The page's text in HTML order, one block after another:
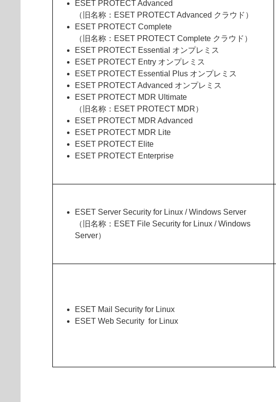
ESET PROTECT Advanced
（旧名称：ESET PROTECT Advanced クラウド）
ESET PROTECT Complete
（旧名称：ESET PROTECT Complete クラウド）
ESET PROTECT Essential オンプレミス
ESET PROTECT Entry オンプレミス
ESET PROTECT Essential Plus オンプレミス
ESET PROTECT Advanced オンプレミス
ESET PROTECT MDR Ultimate
（旧名称：ESET PROTECT MDR）
ESET PROTECT MDR Advanced
ESET PROTECT MDR Lite
ESET PROTECT Elite
ESET PROTECT Enterprise
ESET Server Security for Linux / Windows Server
（旧名称：ESET File Security for Linux / Windows
Server）
ESET Mail Security for Linux
ESET Web Security for Linux